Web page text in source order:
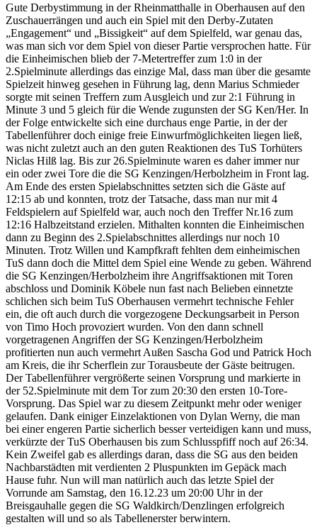
Gute Derbystimmung in der Rheinmatthalle in Oberhausen auf den
Zuschauerrängen und auch ein Spiel mit den Derby-Zutaten
„Engagement“ und „Bissigkeit“ auf dem Spielfeld, war genau das,
was man sich vor dem Spiel von dieser Partie versprochen hatte. Für
die Einheimischen blieb der 7-Metertreffer zum 1:0 in der
2.Spielminute allerdings das einzige Mal, dass man über die gesamte
Spielzeit hinweg gesehen in Führung lag, denn Marius Schmieder
sorgte mit seinen Treffern zum Ausgleich und zur 2:1 Führung in
Minute 3 und 5 gleich für die Wende zugunsten der SG Ken/Her. In
der Folge entwickelte sich eine durchaus enge Partie, in der der
Tabellenführer doch einige freie Einwurfmöglichkeiten liegen ließ,
was nicht zuletzt auch an den guten Reaktionen des TuS Torhüters
Niclas Hilß lag. Bis zur 26.Spielminute waren es daher immer nur
ein oder zwei Tore die die SG Kenzingen/Herbolzheim in Front lag.
Am Ende des ersten Spielabschnittes setzten sich die Gäste auf
12:15 ab und konnten, trotz der Tatsache, dass man nur mit 4
Feldspielern auf Spielfeld war, auch noch den Treffer Nr.16 zum
12:16 Halbzeitstand erzielen. Mithalten konnten die Einheimischen
dann zu Beginn des 2.Spielabschnittes allerdings nur noch 10
Minuten. Trotz Willen und Kampfkraft fehlten dem einheimischen
TuS dann doch die Mittel dem Spiel eine Wende zu geben. Während
die SG Kenzingen/Herbolzheim ihre Angriffsaktionen mit Toren
abschloss und Dominik Köbele nun fast nach Belieben einnetzte
schlichen sich beim TuS Oberhausen vermehrt technische Fehler
ein, die oft auch durch die vorgezogene Deckungsarbeit in Person
von Timo Hoch provoziert wurden. Von den dann schnell
vorgetragenen Angriffen der SG Kenzingen/Herbolzheim
profitierten nun auch vermehrt Außen Sascha God und Patrick Hoch
am Kreis, die ihr Scherflein zur Torausbeute der Gäste beitrugen.
Der Tabellenführer vergrößerte seinen Vorsprung und markierte in
der 52.Spielminute mit dem Tor zum 20:30 den ersten 10-Tore-
Vorsprung. Das Spiel war zu diesem Zeitpunkt mehr oder weniger
gelaufen. Dank einiger Einzelaktionen von Dylan Werny, die man
bei einer engeren Partie sicherlich besser verteidigen kann und muss,
verkürzte der TuS Oberhausen bis zum Schlusspfiff noch auf 26:34.
Kein Zweifel gab es allerdings daran, dass die SG aus den beiden
Nachbarstädten mit verdienten 2 Pluspunkten im Gepäck mach
Hause fuhr. Nun will man natürlich auch das letzte Spiel der
Vorrunde am Samstag, den 16.12.23 um 20:00 Uhr in der
Breisgauhalle gegen die SG Waldkirch/Denzlingen erfolgreich
gestalten will und so als Tabellenerster berwintern.